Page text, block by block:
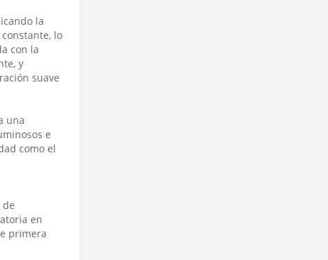
la
lo
con la
y
suave
una
e
como el
en
primera